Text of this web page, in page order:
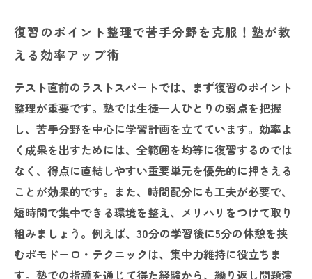
復習のポイント整理で苦手分野を克服！塾が教
える効率アップ術
テスト直前のラストスパートでは、まず復習のポイント
整理が重要です。塾では生徒一人ひとりの弱点を把握
し、苦手分野を中心に学習計画を立てています。効率よ
く成果を出すためには、全範囲を均等に復習するのでは
なく、得点に直結しやすい重要単元を優先的に押さえる
ことが効果的です。また、時間配分にも工夫が必要で、
短時間で集中できる環境を整え、メリハリをつけて取り
組みましょう。例えば、30分の学習後に5分の休憩を挟
むポモドーロ・テクニックは、集中力維持に役立ちま
す。塾での指導を通じて得た経験から、繰り返し問題演